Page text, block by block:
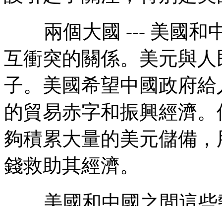
兩個大國 --- 美國和
互衝突的關係。美元與
子。美國希望中國政府
的貿易赤字和振興經濟
夠積累大量的美元儲備
錢救助其經濟。